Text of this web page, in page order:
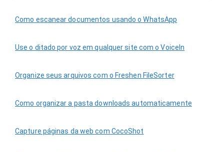
Como escanear documentos usando o WhatsApp
Use o ditado por voz em qualquer site com o VoiceIn
Organize seus arquivos com o Freshen FileSorter
Como organizar a pasta downloads automaticamente
Capture páginas da web com CocoShot